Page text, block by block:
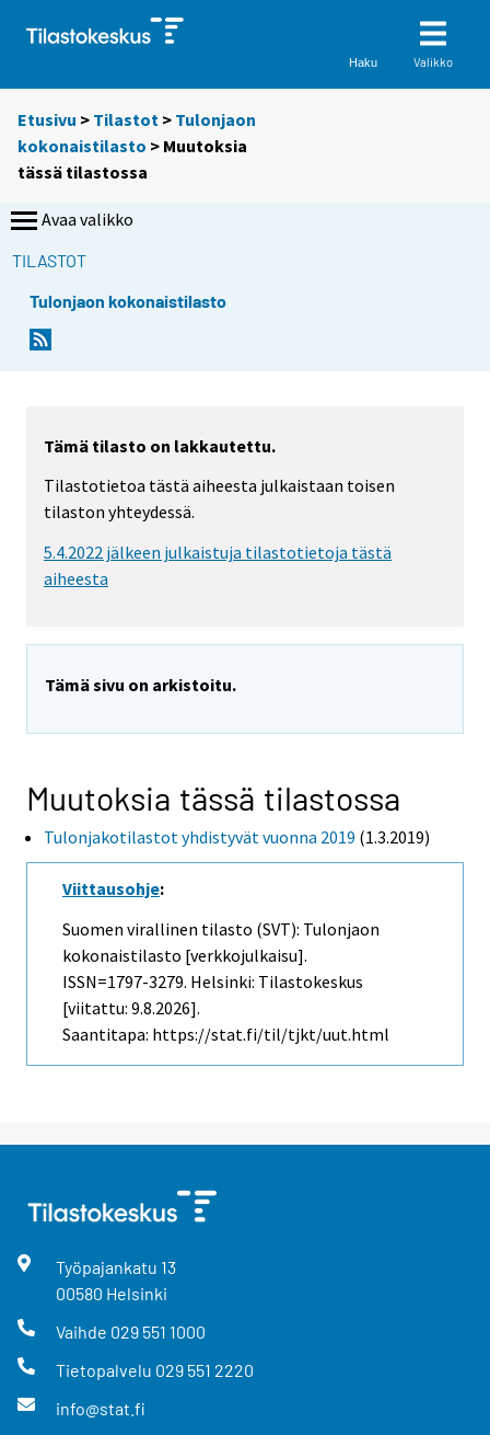
Haku Valikko
Etusivu > Tilastot > Tulonjaon
kokonaistilasto > Muutoksia
tässä tilastossa
Avaa valikko
TILASTOT
Tulonjaon kokonaistilasto
Tämä tilasto on lakkautettu.
Tilastotietoa tästä aiheesta julkaistaan toisen
tilaston yhteydessä.
5.4.2022 jälkeen julkaistuja tilastotietoja tästä
aiheesta
Tämä sivu on arkistoitu.
Muutoksia tässä tilastossa
Tulonjakotilastot yhdistyvät vuonna 2019 (1.3.2019)
Viittausohje:
Suomen virallinen tilasto (SVT): Tulonjaon
kokonaistilasto [verkkojulkaisu].
ISSN=1797-3279. Helsinki: Tilastokeskus
[viitattu: 9.8.2026].
Saantitapa: https://stat.fi/til/tjkt/uut.html
Työpajankatu 13
00580 Helsinki
Vaihde 029 551 1000
Tietopalvelu 029 551 2220
info@stat.fi